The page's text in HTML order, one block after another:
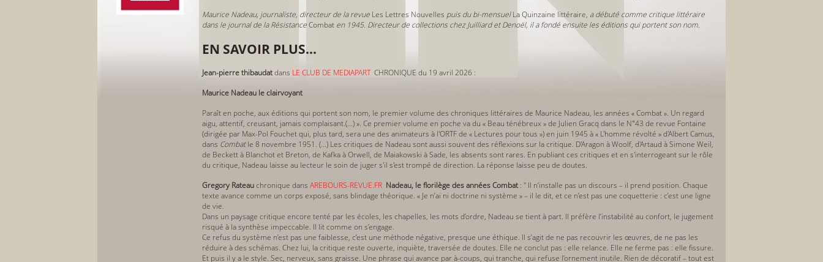
Maurice Nadeau, journaliste, directeur de la revue Les Lettres Nouvelles puis du bi-mensuelLa Quinzaine littéraire, a débuté comme critique littéraire
dans le journal de la RésistanceCombat en 1945. Directeur de collections chez Juilliard et Denoël, il a fondé ensuite les éditions qui portent son nom.
EN SAVOIR PLUS...
Jean-pierre thibaudatdans LE CLUB DE MEDIAPART CHRONIQUE du 19 avril 2026 :
Maurice Nadeau le clairvoyant
Paraît en poche, aux éditions qui portent son nom, le premier volume des chroniques littéraires de Maurice Nadeau, les années « Combat ». Un regard
aigu, attentif, creusant, jamais complaisant.(...) ». Ce premier volume en poche va du « Beau ténébreux » de Julien Gracq dans le N°43 de revue Fontaine
(dirigée par Max-Pol Fouchet qui, plus tard, sera une des animateurs à l'ORTF de « Lectures pour tous ») en juin 1945 à « L'homme révolté » d'Albert Camus,
dans Combatle 8 novembre 1951. (...) Les critiques de Nadeau sont aussi souvent des réflexions sur la critique. D'Aragon à Woolf, d'Artaud à Simone Weil,
de Beckett à Blanchot et Breton, de Kafka à Orwell, de Maiakowski à Sade, les absents sont rares. En publiant ces critiques et en s'interrogeant sur le rôle
du critique, Nadeau laisse au lecteur le soin de juger s'il s'est trompé de direction. La réponse laisse peu de doutes.
Gregory Rateauchronique dans AREBOURS-REVUE.FR Nadeau, le florilège des années Combat: " Il n’installe pas un discours – il prend position. Chaque
texte avance comme un corps exposé, sans blindage théorique. « Je n’ai ni doctrine ni système » – il le dit, et ce n’est pas une coquetterie : c’est une ligne
de vie.
Dans un paysage critique encore tenté par les écoles, les chapelles, les mots d’ordre, Nadeau se tient à part. Il préfère l’instabilité au confort, le jugement
risqué à la synthèse impeccable. Il lit comme on s’engage.
Ce refus du système n’est pas une faiblesse, c’est une méthode négative, presque une éthique. Il s’agit de ne pas recouvrir les œuvres, de ne pas les
réduire à des schémas. Chez lui, la critique reste ouverte, inquiète, traversée de doutes. Elle ne conclut pas : elle relance. Elle ne ferme pas : elle fissure.
Et puis il y a le style. Sec, nerveux, sans graisse. Une phrase qui avance par à-coups, qui tranche, qui refuse l’ornement inutile. Rien de décoratif – tout est